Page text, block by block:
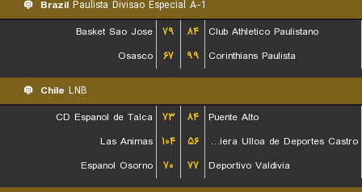
Brazil Paulista Divisao Especial A-1
Basket Sao Jose
۷۹ ۸۴
Club Athletico Paulistano
Osasco
۶۷ ۹۹ Corinthians Paulista
Chile LNB
CD Espanol de Talca
۷۳ ۸۴
Puente Alto
Las Animas
۱۰۴ ۵۶
Naviera Ulloa de Deportes Castro
Espanol Osorno
۷۰ ۷۷ Deportivo Valdivia